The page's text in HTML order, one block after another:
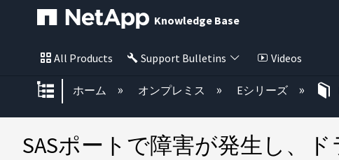
Knowledge Base
All Products Support Bulletins Videos
グローバル階層を展開/折りたたむ
ホーム オンプレミス Eシリーズ
SASポートで障害が発生し、